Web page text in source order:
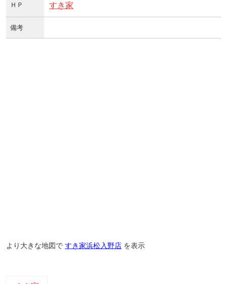
ＨＰ すき家
備考
より大きな地図で すき家浜松入野店 を表示